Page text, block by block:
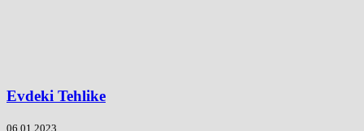
Evdeki Tehlike
06.01.2023